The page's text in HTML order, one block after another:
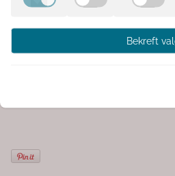
Nydelig lykt som skaper den
det å rengjøre den med en tørr
Bekreft